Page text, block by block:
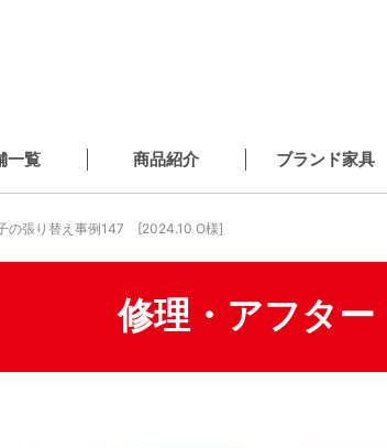
一覧 商品紹介 ブランド家具
の張り替え事例147 [2024.10 O様]
修理・アフター